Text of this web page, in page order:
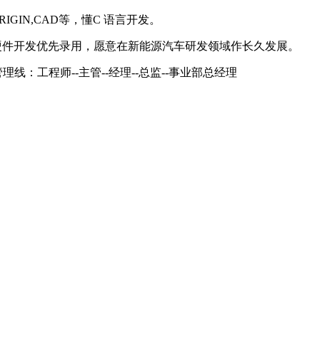
等，懂C 语言开发。
发优先录用，愿意在新能源汽车研发领域作长久发展。
：工程师--主管--经理--总监--事业部总经理